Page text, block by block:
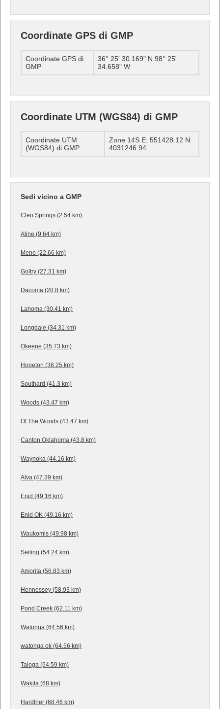
Coordinate GPS di GMP
Coordinate GPS di
GMP
36° 25' 30.169" N 98° 25'
34.658" W
Coordinate UTM (WGS84) di GMP
Coordinate UTM
(WGS84) di GMP
Zone 14S E: 551428.12 N:
4031246.94
Sedi vicino a GMP
Cleo Springs (2.54 km)
Aline (9.64 km)
Meno (22.66 km)
Goltry (27.31 km)
Dacoma (28.8 km)
Lahoma (30.41 km)
Longdale (34.31 km)
Okeene (35.73 km)
Hopeton (36.25 km)
Southard (41.3 km)
Woods (43.47 km)
Of The Woods (43.47 km)
Canton Oklahoma (43.8 km)
Waynoka (44.16 km)
Alva (47.39 km)
Enid (49.16 km)
Enid OK (49.16 km)
Waukomis (49.98 km)
Seiling (54.24 km)
Amorita (56.83 km)
Hennessey (58.93 km)
Pond Creek (62.11 km)
Watonga (64.56 km)
watonga ok (64.56 km)
Taloga (64.59 km)
Wakita (68 km)
Hardtner (68.46 km)